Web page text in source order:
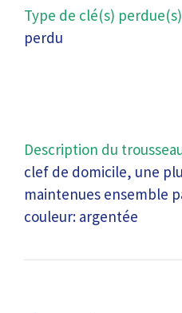
Type de clé(s)
perdu
Description du
clef de domicile, une
maintenues ensemble
couleur: argentée